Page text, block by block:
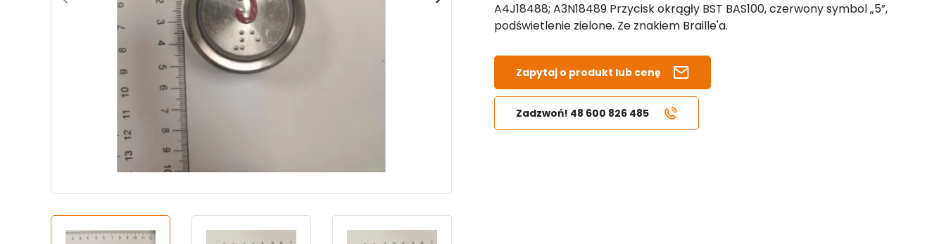
A4J18488; A3N18489 Przycisk okrągły BST BAS100, czerwony symbol „5”,
podświetlenie zielone. Ze znakiem Braille'a.
Zapytaj o produkt lub cenę
Zadzwoń! 48 600 826 485